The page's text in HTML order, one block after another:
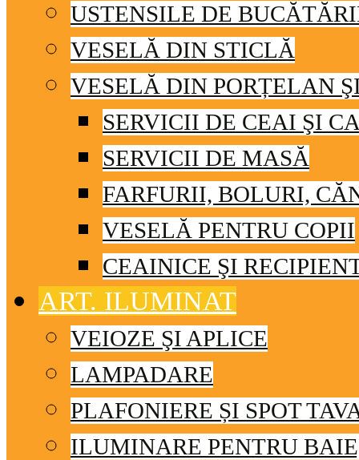
USTENSILE DE
VESELĂ DIN STICLĂ
VESELĂ DIN PORȚELAN
SERVICII DE CEAI ŞI
SERVICII DE MASĂ
FARFURII, BOLURI,
VESELĂ PENTRU COPII
CEAINICE ŞI
ART. ILUMINAT
VEIOZE ŞI APLICE
LAMPADARE
PLAFONIERE ȘI SPOT
ILUMINARE PENTRU